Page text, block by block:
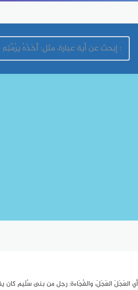
العَجَلَ العَجَلَ، والفُجَاءة: رجل من بنى سُلَيم